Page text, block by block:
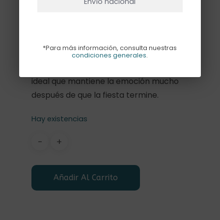
bolsa añade un toque salvaje a tu
ideal que mantiene la emoción mucho
después de que la fiesta termine.
Hay existencias
Añadir Al Carrito
*Para más información, consulta nuestras
condiciones generales.